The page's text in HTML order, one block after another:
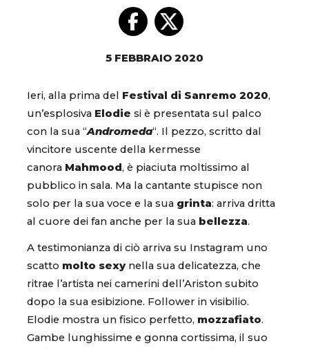
5 FEBBRAIO 2020
Ieri, alla prima del Festival di Sanremo 2020,
un’esplosiva Elodie si è presentata sul palco
con la sua “Andromeda“. Il pezzo, scritto dal
vincitore uscente della kermesse
canora Mahmood, è piaciuta moltissimo al
pubblico in sala. Ma la cantante stupisce non
solo per la sua voce e la sua grinta: arriva dritta
al cuore dei fan anche per la sua bellezza.
A testimonianza di ciò arriva su Instagram uno
scatto molto sexynella sua delicatezza, che
ritrae l’artista nei camerini dell’Ariston subito
dopo la sua esibizione. Follower in visibilio.
Elodie mostra un fisico perfetto, mozzafiato.
Gambe lunghissime e gonna cortissima, il suo